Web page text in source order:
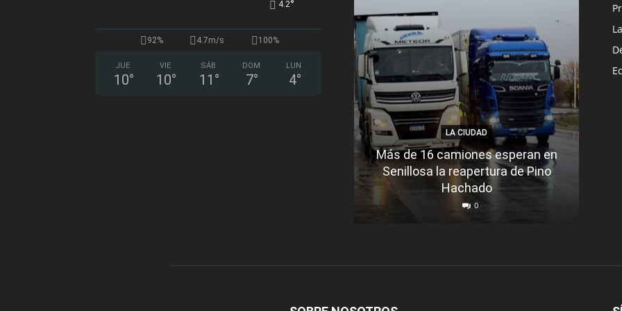
4.2°
92% 4.7m/s 100%
JUE
10°
VIE
10°
SÁB
11 °
DOM
7°
LUN
4°
LA CIUDAD
Más de 16 camiones esperan en
Senillosa la reapertura de Pino
Hachado
0